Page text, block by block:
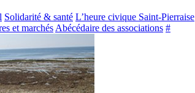
Solidarité & santé L’heure civique Saint-Pierraise
et marchés Abécédaire des associations #